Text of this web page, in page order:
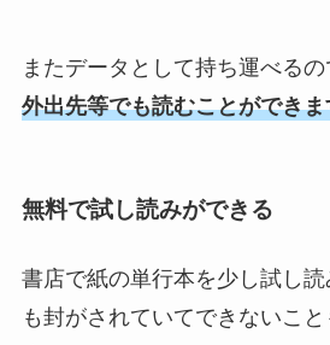
またデータとして持ち運べるの
外出先等でも読むことができま
無料で試し読みができる
書店で紙の単行本を少し試し
も封がされていてできないこ